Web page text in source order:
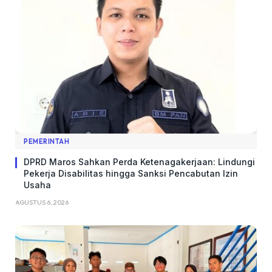
PEMERINTAH
DPRD Maros Sahkan Perda Ketenagakerjaan: Lindungi
Pekerja Disabilitas hingga Sanksi Pencabutan Izin
Usaha
AGUSTUS 6, 2026